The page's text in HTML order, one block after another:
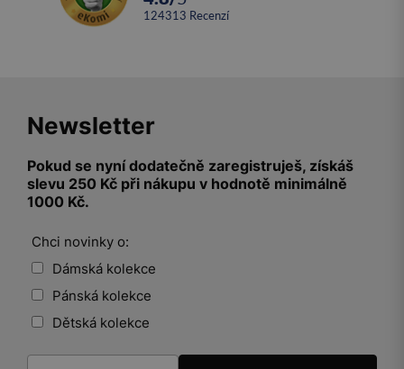
124313 recenzí
Newsletter
Pokud se nyní dodatečně zaregistruješ, získáš
slevu 250 Kč při nákupu v hodnotě minimálně
1000 Kč.
Chci novinky o:
Dámská kolekce
Pánská kolekce
Dětská kolekce